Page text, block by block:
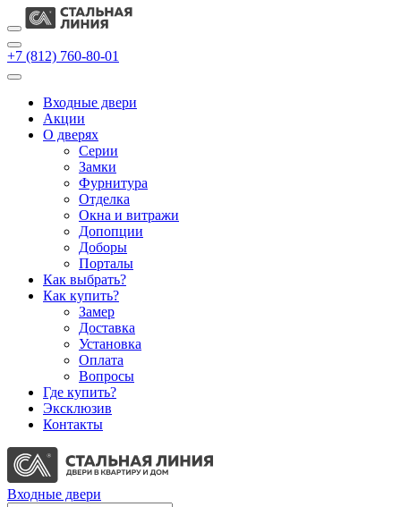
+7 (812) 760-80-01
Входные двери
Акции
О дверях
Cерии
Замки
Фурнитура
Отделка
Окна и витражи
Допопции
Доборы
Порталы
Как выбрать?
Как купить?
Замер
Доставка
Установка
Оплата
Вопросы
Где купить?
Эксклюзив
Контакты
Входные двери